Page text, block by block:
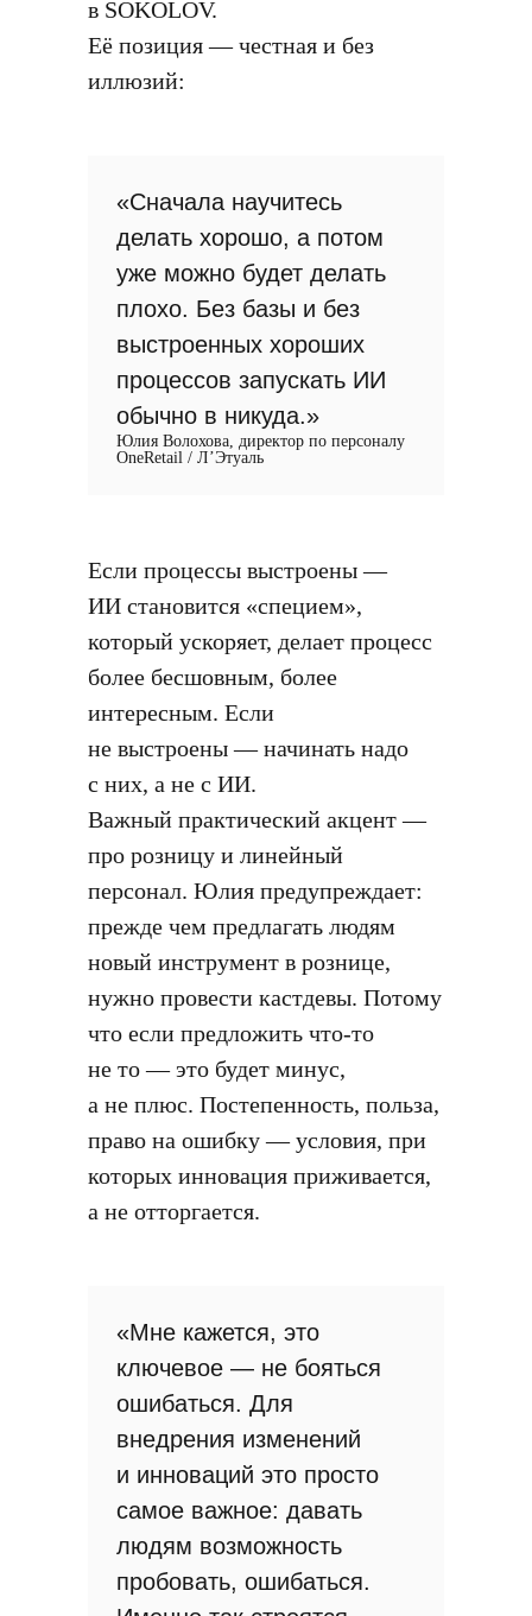
в SOKOLOV.
Её позиция — честная и без
иллюзий:
«Сначала научитесь
делать хорошо, а потом
уже можно будет делать
плохо. Без базы и без
выстроенных хороших
процессов запускать ИИ
обычно в никуда.»
Юлия Волохова, директор по персоналу
OneRetail / Л’Этуаль
Если процессы выстроены —
ИИ становится «специем»,
который ускоряет, делает процесс
более бесшовным, более
интересным. Если
не выстроены — начинать надо
с них, а не с ИИ.
Важный практический акцент —
про розницу и линейный
персонал. Юлия предупреждает:
прежде чем предлагать людям
новый инструмент в рознице,
нужно провести кастдевы. Потому
что если предложить что-то
не то — это будет минус,
а не плюс. Постепенность, польза,
право на ошибку — условия, при
которых инновация приживается,
а не отторгается.
«Мне кажется, это
ключевое — не бояться
ошибаться. Для
внедрения изменений
и инноваций это просто
самое важное: давать
людям возможность
пробовать, ошибаться.